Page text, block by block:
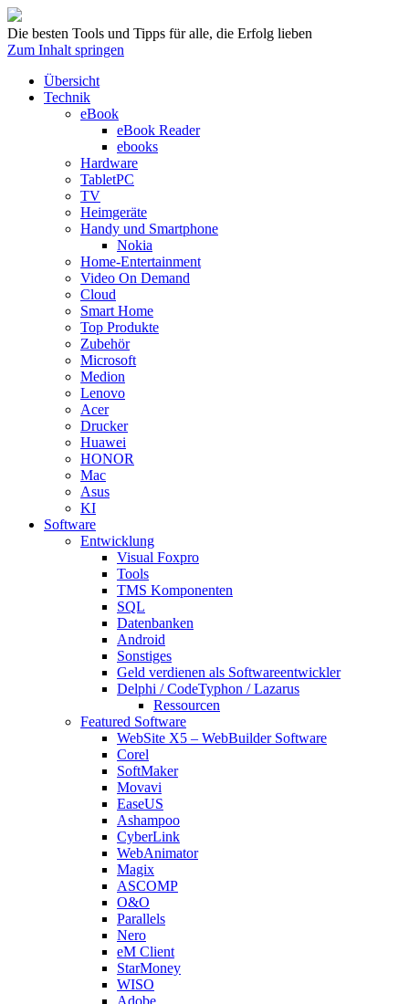
Die besten Tools und Tipps für alle, die Erfolg lieben
Zum Inhalt springen
Übersicht
Technik
eBook
eBook Reader
ebooks
Hardware
TabletPC
TV
Heimgeräte
Handy und Smartphone
Nokia
Home-Entertainment
Video On Demand
Cloud
Smart Home
Top Produkte
Zubehör
Microsoft
Medion
Lenovo
Acer
Drucker
Huawei
HONOR
Mac
Asus
KI
Software
Entwicklung
Visual Foxpro
Tools
TMS Komponenten
SQL
Datenbanken
Android
Sonstiges
Geld verdienen als Softwareentwickler
Delphi / CodeTyphon / Lazarus
Ressourcen
Featured Software
WebSite X5 – WebBuilder Software
Corel
SoftMaker
Movavi
EaseUS
Ashampoo
CyberLink
WebAnimator
Magix
ASCOMP
O&O
Parallels
Nero
eM Client
StarMoney
WISO
Adobe